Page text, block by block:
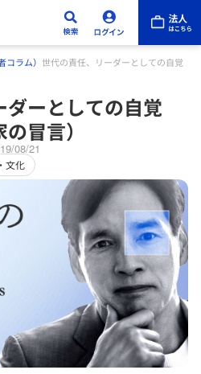
ラム） 世代の責任、リーダーとしての自覚（
ーとしての自覚
冒言）
08/21
文化